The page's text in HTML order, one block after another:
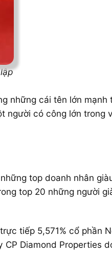
những cái tên lớn mạnh
người có công lớn trong
top doanh nhân
top 20 những người
tiếp 5,571% cổ phần
Diamond Properties